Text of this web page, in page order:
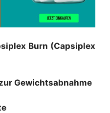
Burn (Capsiplex
Gewichtsabnahme